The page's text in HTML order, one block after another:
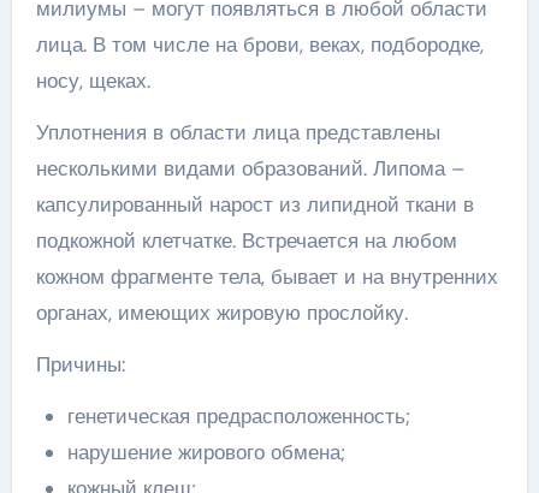
милиумы – могут появляться в любой области
лица. В том числе на брови, веках, подбородке,
носу, щеках.
Уплотнения в области лица представлены
несколькими видами образований. Липома –
капсулированный нарост из липидной ткани в
подкожной клетчатке. Встречается на любом
кожном фрагменте тела, бывает и на внутренних
органах, имеющих жировую прослойку.
Причины:
генетическая предрасположенность;
нарушение жирового обмена;